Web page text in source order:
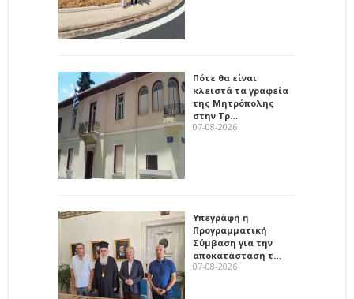
Πότε θα είναι
κλειστά τα γραφεία
της Μητρόπολης
στην Τρ…
07-08-2026
Υπεγράφη η
Προγραμματική
Σύμβαση για την
αποκατάσταση τ…
07-08-2026